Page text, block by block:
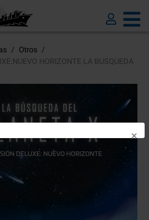
Otros
HORIZONTE LA BUSQUEDA
×